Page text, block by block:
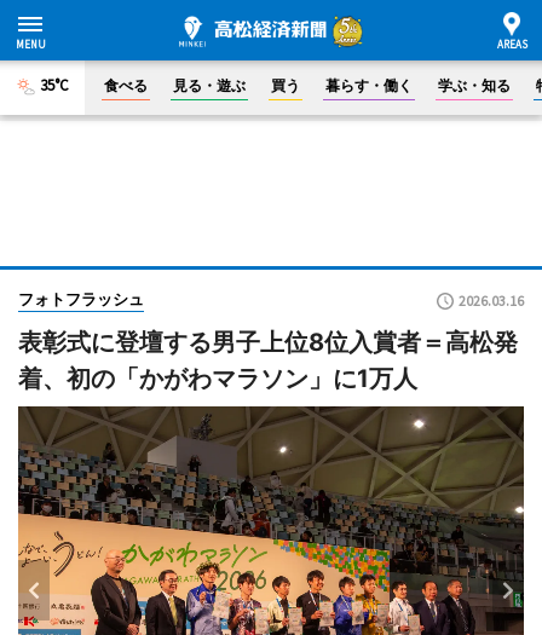
35°C 食べる 見る・遊ぶ 買う 暮らす・働く 学ぶ・知る
フォトフラッシュ 2026.03.16
表彰式に登壇する男子上位8位入賞者＝高松発
着、初の「かがわマラソン」に1万人